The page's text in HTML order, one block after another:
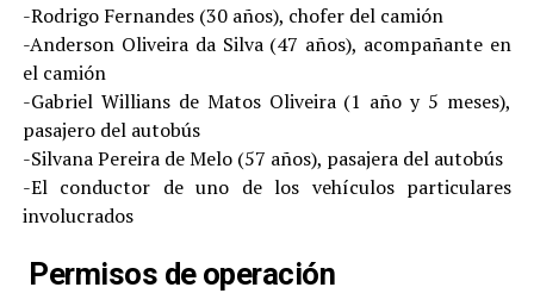
-Rodrigo Fernandes (30 años), chofer del camión
-Anderson Oliveira da Silva (47 años), acompañante en
el camión
-Gabriel Willians de Matos Oliveira (1 año y 5 meses),
pasajero del autobús
-Silvana Pereira de Melo (57 años), pasajera del autobús
-El conductor de uno de los vehículos particulares
involucrados
Permisos de operación